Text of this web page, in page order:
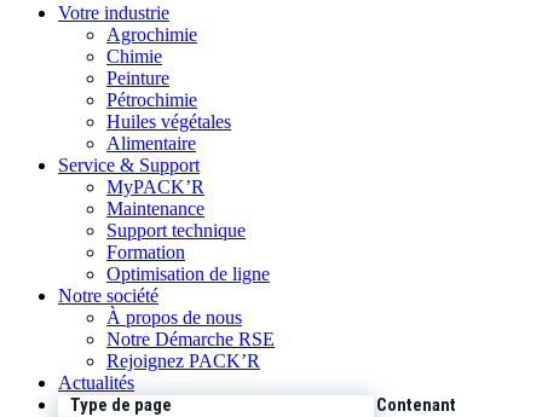
Votre industrie
Agrochimie
Chimie
Peinture
Pétrochimie
Huiles végétales
Alimentaire
Service & Support
MyPACK’R
Maintenance
Support technique
Formation
Optimisation de ligne
Notre société
À propos de nous
Notre Démarche RSE
Rejoignez PACK’R
Actualités
Type de page Contenant